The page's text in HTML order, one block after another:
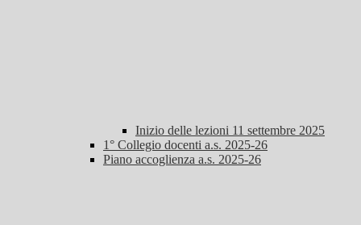
Inizio delle lezioni 11 settembre 2025
1° Collegio docenti a.s. 2025-26
Piano accoglienza a.s. 2025-26